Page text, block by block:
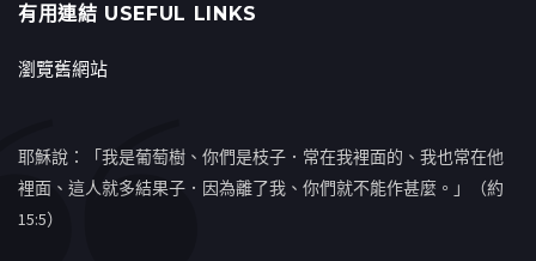
有用連結 USEFUL LINKS
瀏覽舊網站
耶穌說：「我是葡萄樹、你們是枝子．常在我裡面的、我也常在他
裡面、這人就多結果子．因為離了我、你們就不能作甚麼。」（約
15:5）